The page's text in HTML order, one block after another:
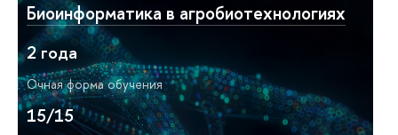
Биоинформатика в агробиотехнологиях
2 года
Очная форма обучения
15/15